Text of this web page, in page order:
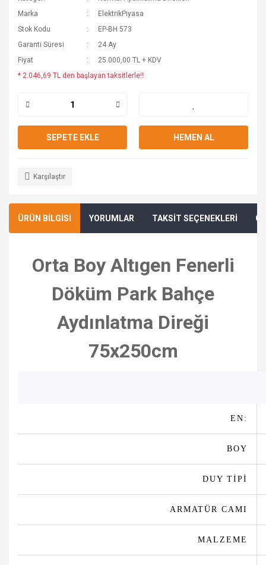
Marka
ElektrikPiyasa
Stok Kodu
EP-BH 573
Garanti Süresi
24 Ay
Fiyat
25.000,00 TL + KDV
* 2.046,69 TL den başlayan taksitlerle!!
SEPETE EKLE HEMEN AL
Karşılaştır
ÜRÜN BİLGİSİ YORUMLAR TAKSİT SEÇENEKLERİ
Orta Boy Altıgen Fenerli
Döküm Park Bahçe
Aydınlatma Direği
75x250cm
EN:
BOY
DUY TİPİ
ARMATÜR CAMI
MALZEME